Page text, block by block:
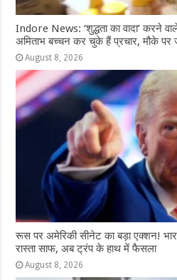
Indore News: ‘शुद्धता का वादा’ करने
अमिताभ बच्चन कर चुके हैं प्रचार, मौके पर
August 8, 2026
रूस पर अमेरिकी सीनेट का बड़ा एक्शन!
रास्ता साफ, अब ट्रंप के हाथ में फैसला
August 8, 2026